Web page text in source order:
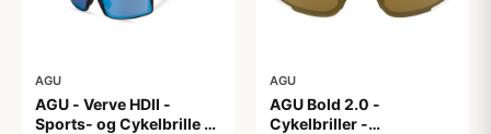
AGU
AGU - Verve HDII -
Sports- og Cykelbrille -
AGU
AGU Bold 2.0 -
Cykelbriller -